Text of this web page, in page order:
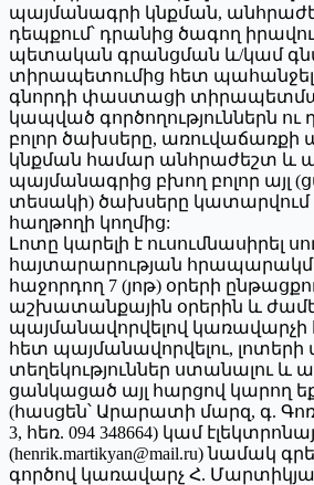
պայմանագրի կնքման,
դեպքում՝ դրանից ծագող
պետական գրանցման և/կամ
տիրապետումից հետ
գնորդի փաստացի
կապված գործողություններն ու
բոլոր ծախսերը, առուվաճառքի
կնքման համար անհրաժեշտ և
պայմանագրից բխող բոլոր այլ
տեսակի) ծախսերը կատարվում
հաղթողի կողմից:
Լոտը կարելի է ուսումնասիրել
հայտարարության
հաջորդող 7 (յոթ) օրերի
աշխատանքային օրերին և
պայմանավորվելով
հետ պայմանավորվելու, լոտերի
տեղեկություններ ստանալու և
ցանկացած այլ հարցով կարող
(հասցեն՝ Արարատի մարզ, գ.
3, հեռ. 094 348664) կամ
(henrik.martikyan@mail.ru) նամակ
գործով կառավարչ Հ.